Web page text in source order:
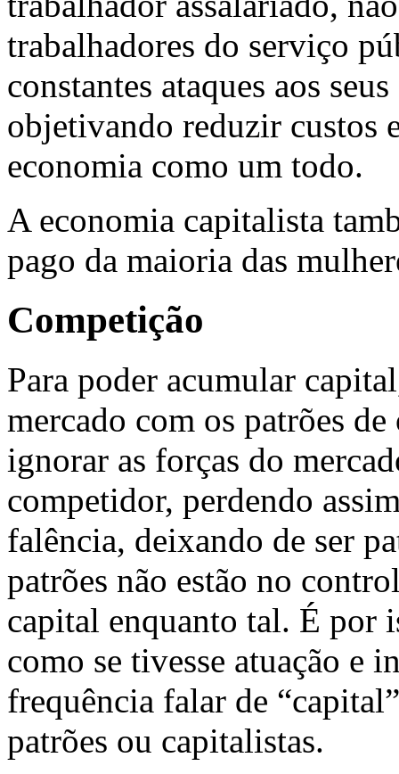
trabalhadores do serviço
constantes ataques aos
objetivando reduzir custos
economia como um todo.
A economia capitalista
pago da maioria das
Competição
Para poder acumular
mercado com os patrões
ignorar as forças do
competidor, perdendo
falência, deixando de ser
patrões não estão no
capital enquanto tal. É por
como se tivesse atuação e
frequência falar de
patrões ou capitalistas.